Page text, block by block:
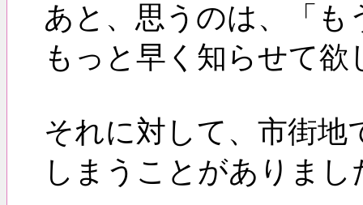
あと、思うのは、「
もっと早く知らせて
それに対して、市街
しまうことがありまし